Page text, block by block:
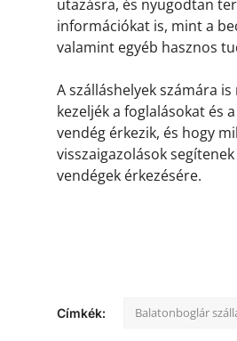
utazásra, és nyugodtan
információkat is, mint a
valamint egyéb hasznos
A szálláshelyek számára
kezeljék a foglalásokat és
vendég érkezik, és hogy
visszaigazolások
vendégek érkezésére.
Címkék: Balatonboglár